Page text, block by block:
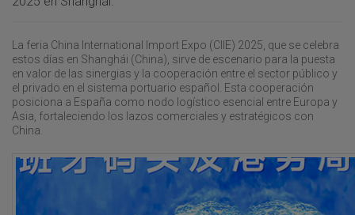
La feria China International Import Expo (CIIE) 2025, que se celebra
estos días en Shanghái (China), sirve de escenario para la puesta
en valor de las sinergias y la cooperación entre el sector público y
el privado en el sistema portuario español. Esta cooperación
posiciona a España como nodo logístico esencial entre Europa y
Asia, fortaleciendo los lazos comerciales y estratégicos con
China.